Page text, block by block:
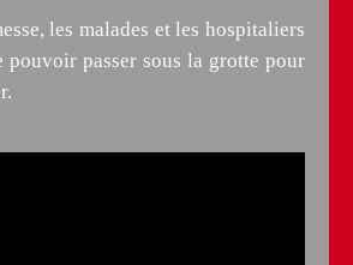
les malades et les hospitaliers
pouvoir passer sous la grotte pour